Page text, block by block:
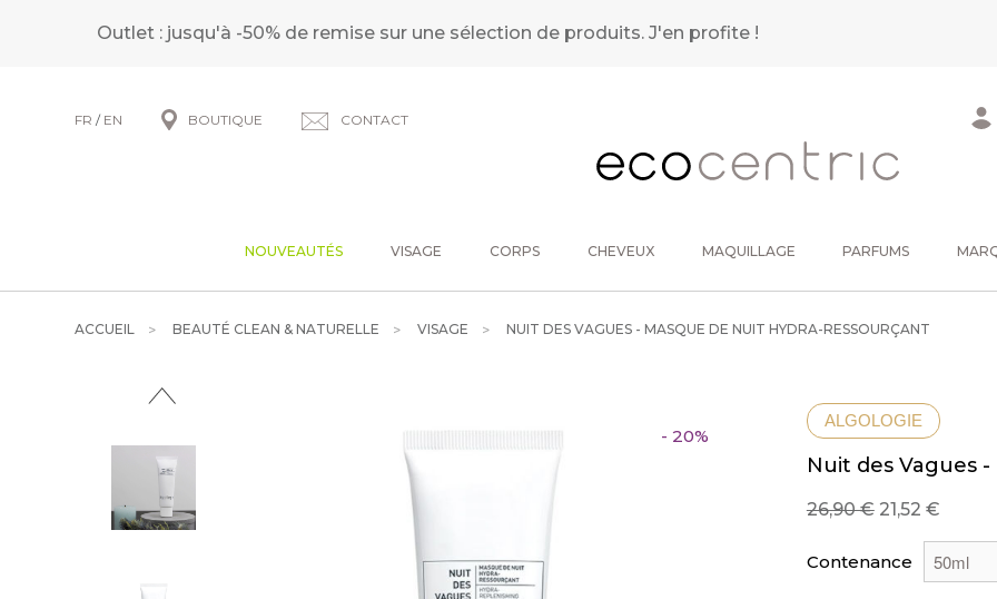
Outlet : jusqu'à -50% de remise sur une sélection de produits.J'en profite !
FR / EN BOUTIQUE CONTACT
NOUVEAUTÉS VISAGE CORPS CHEVEUX MAQUILLAGE PARFUMS
ACCUEIL BEAUTÉ CLEAN & NATURELLE VISAGE NUIT DES VAGUES - MASQUE DE NUIT HYDRA-RESSOURÇANT
- 20%
ALGOLOGIE
Nuit des Vagues
26,9021,52
Contenance